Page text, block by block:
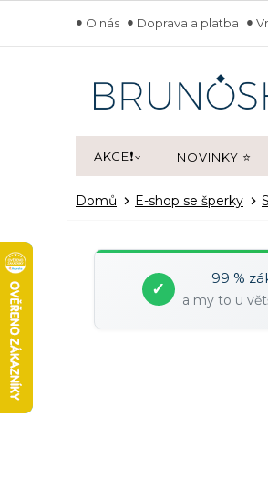
obsah
O nás Doprava a platba
AKCE❗ NOVINKY ⭐
Domů E-shop se šperky
✓
99 %
a my to u